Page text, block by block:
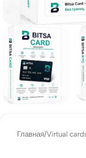
Главная/Virtual